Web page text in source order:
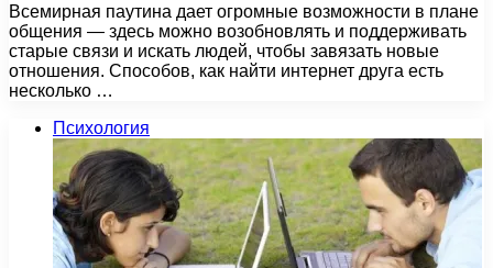
Всемирная паутина дает огромные возможности в плане
общения — здесь можно возобновлять и поддерживать
старые связи и искать людей, чтобы завязать новые
отношения. Способов, как найти интернет друга есть
несколько …
Психология